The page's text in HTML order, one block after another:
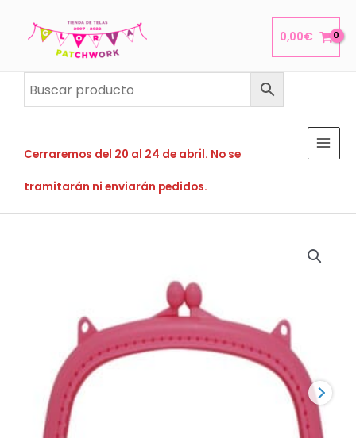
0,00€
Cerraremos del 20 al 24 de abril. No se
tramitarán ni enviarán pedidos.